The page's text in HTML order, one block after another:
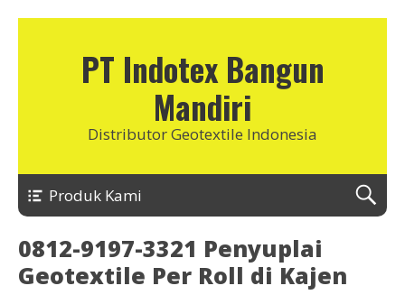
PT Indotex Bangun
Mandiri
Distributor Geotextile Indonesia
Produk Kami
0812-9197-3321 Penyuplai
Geotextile Per Roll di Kajen